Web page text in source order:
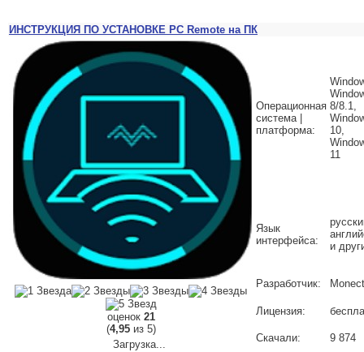
ИНСТРУКЦИЯ ПО УСТАНОВКЕ PC Remote на ПК
оценок 21
(4,95из 5)
Загрузка...
Операционная
система |
платформа:
8/8.1,
10,
11
Язык
интерфейса:
и
Разработчик: Monect
Лицензия:
Скачали:
9 874